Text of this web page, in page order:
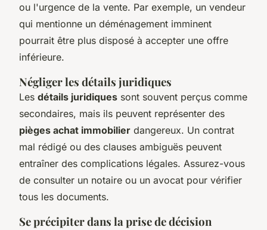
ou l'urgence de la vente. Par exemple, un vendeur
qui mentionne un déménagement imminent
pourrait être plus disposé à accepter une offre
inférieure.
Négliger les détails juridiques
Les détails juridiques sont souvent perçus comme
secondaires, mais ils peuvent représenter des
pièges achat immobilier dangereux. Un contrat
mal rédigé ou des clauses ambiguës peuvent
entraîner des complications légales. Assurez-vous
de consulter un notaire ou un avocat pour vérifier
tous les documents.
Se précipiter dans la prise de décision